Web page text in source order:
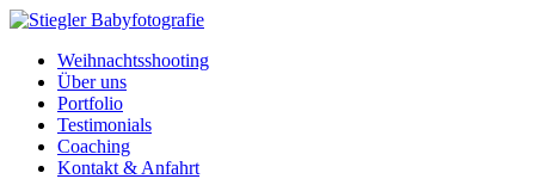
Weihnachtsshooting
Über uns
Portfolio
Testimonials
Coaching
Kontakt & Anfahrt